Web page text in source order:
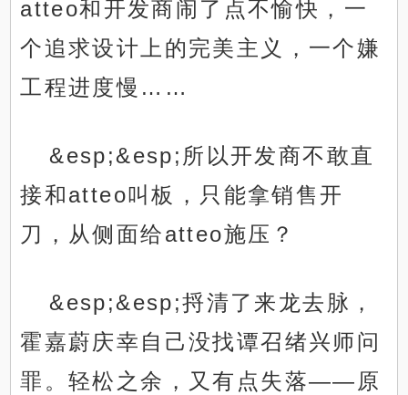
atteo和开发商闹了点不愉快，一
个追求设计上的完美主义，一个嫌
工程进度慢……
&esp;&esp;所以开发商不敢直
接和atteo叫板，只能拿销售开
刀，从侧面给atteo施压？
&esp;&esp;捋清了来龙去脉，
霍嘉蔚庆幸自己没找谭召绪兴师问
罪。轻松之余，又有点失落——原